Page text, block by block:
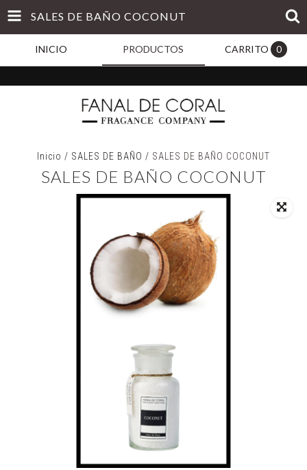
SALES DE BAÑO COCONUT
INICIO PRODUCTOS CARRITO 0
Inicio / SALES DE BAÑO / SALES DE BAÑO COCONUT
SALES DE BAÑO COCONUT